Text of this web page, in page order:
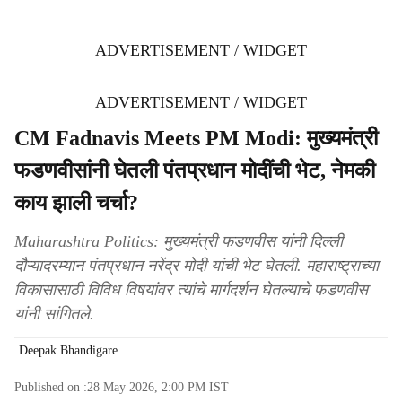
ADVERTISEMENT / WIDGET
ADVERTISEMENT / WIDGET
CM Fadnavis Meets PM Modi: मुख्यमंत्री
फडणवीसांनी घेतली पंतप्रधान मोदींची भेट, नेमकी
काय झाली चर्चा?
Maharashtra Politics: मुख्यमंत्री फडणवीस यांनी दिल्ली
दौऱ्यादरम्यान पंतप्रधान नरेंद्र मोदी यांची भेट घेतली. महाराष्ट्राच्या
विकासासाठी विविध विषयांवर त्यांचे मार्गदर्शन घेतल्याचे फडणवीस
यांनी सांगितले.
Deepak Bhandigare
Published on :28 May 2026, 2:00 PM IST